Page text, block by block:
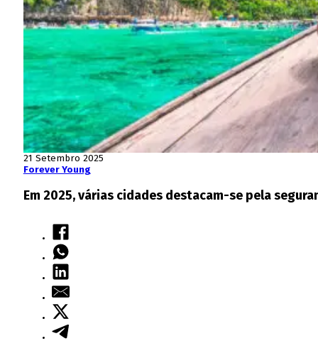
21 Setembro 2025
Forever Young
Em 2025, várias cidades destacam-se pela